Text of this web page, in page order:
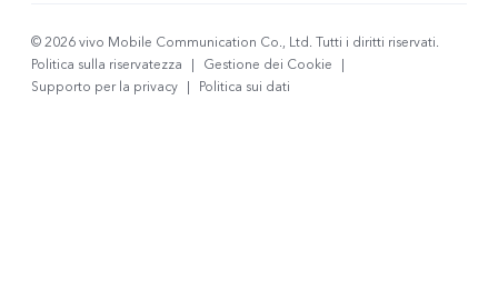
© 2026 vivo Mobile Communication Co., Ltd. Tutti i diritti riservati.
Politica sulla riservatezza
| Gestione dei Cookie
|
Supporto per la privacy | Politica sui dati